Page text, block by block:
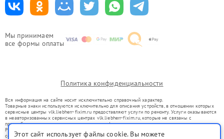
Мы принимаем
все формы оплаты
Политика конфиденциальности
Вся информация на сайте носит исключительно справочный характер.
Товарные знаки используются исключительно для описания устройств, в отношении которых
сервисные центры vlk.liebherr-fixim.ru предоставляют услуги по ремонту. Услуги оказываются
в неавторизованных сервисных центрах vlk.liebherr-fixim.ru, которые не связаны с
правообладателями товарных знаков или их официальными представителями.
Ремонт осуществляется для устройств, уже введенных в гражданский оборот в соответствии
со статьей 1487 ГК РФ.
Этот сайт использует файлы cookie. Вы можете